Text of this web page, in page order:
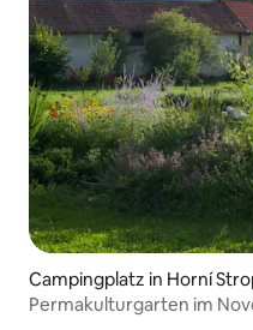
Campingplatz in Horní
Permakulturgarten im